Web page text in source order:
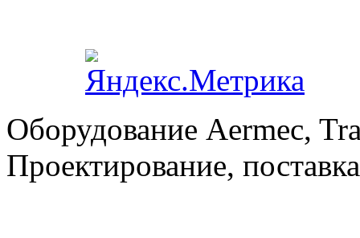
Оборудование Aermec,
Проектирование,